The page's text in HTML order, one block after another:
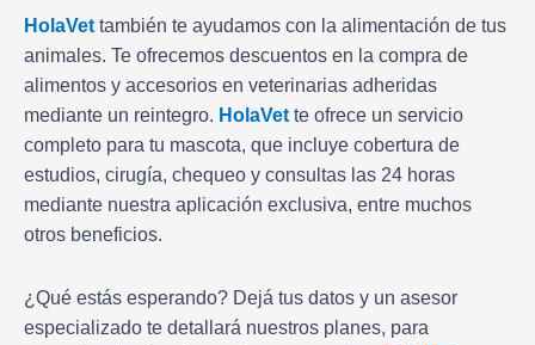
HolaVet también te ayudamos con la alimentación de tus
animales. Te ofrecemos descuentos en la compra de
alimentos y accesorios en veterinarias adheridas
mediante un reintegro. HolaVet te ofrece un servicio
completo para tu mascota, que incluye cobertura de
estudios, cirugía, chequeo y consultas las 24 horas
mediante nuestra aplicación exclusiva, entre muchos
otros beneficios.
¿Qué estás esperando? Dejá tus datos y un asesor
especializado te detallará nuestros planes, para